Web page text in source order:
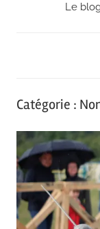
Sports
Le
Catégorie :